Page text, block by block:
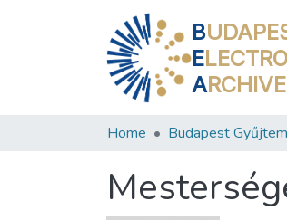
B
E
ARCHIVE
Home Budapest